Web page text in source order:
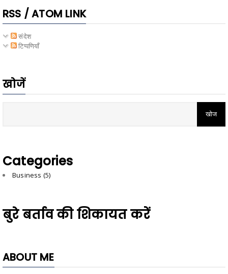
RSS / ATOM LINK
संदेश
टिप्पणियाँ
खोजें
Categories
Business (5)
बुरे बर्ताव की शिकायत करें
ABOUT ME